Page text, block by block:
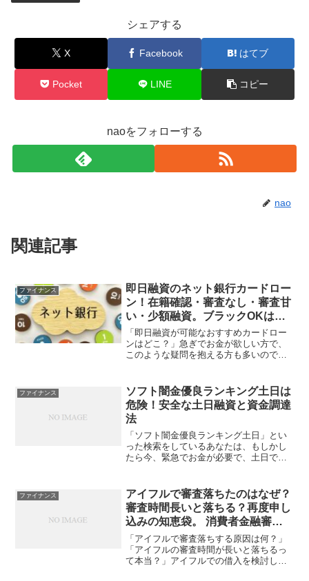
シェアする
X Facebook はてブ
Pocket LINE コピー
naoをフォローする
nao
関連記事
ファイナンス
即日融資のネット銀行カードロー
ン！在籍確認・審査なし・審査甘
い・少額融資。ブラックOKはあ
る？
「即日融資が可能なおすすめカードロー
ンはどこ？」急ぎでお金が欲しい方で、
このような疑問を抱える方も多いのでは
た」「大きな病気をしてしまい、医療費
がかかる」など、思わぬ形で...
ファイナンス
ソフト闇金優良ランキング土日は
危険！安全な土日融資と資金調達
法
「ソフト闇金優良ランキング土日」とい
った検索をしているあなたは、もしかし
たら今、緊急でお金が必要で、土日でも
に危険な領域に足を踏み入れている可能
性があります。「ソフト闇...
ファイナンス
アイフルで審査落ちたのはなぜ？
審査時間長いと落ちる？再度申し
込みの知恵袋。 消費者金融審査
落ちまくりでもお金借りたい
「アイフルで審査落ちする原因は何？」
「アイフルの審査時間が長いと落ちるっ
て本当？」アイフルでの借入を検討して